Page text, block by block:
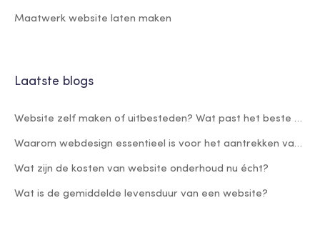
Maatwerk website laten maken
Laatste blogs
Website zelf maken of uitbesteden? Wat past het beste bij jouw bedrijf?
Waarom webdesign essentieel is voor het aantrekken van nieuwe klanten
Wat zijn de kosten van website onderhoud nu écht?
Wat is de gemiddelde levensduur van een website?